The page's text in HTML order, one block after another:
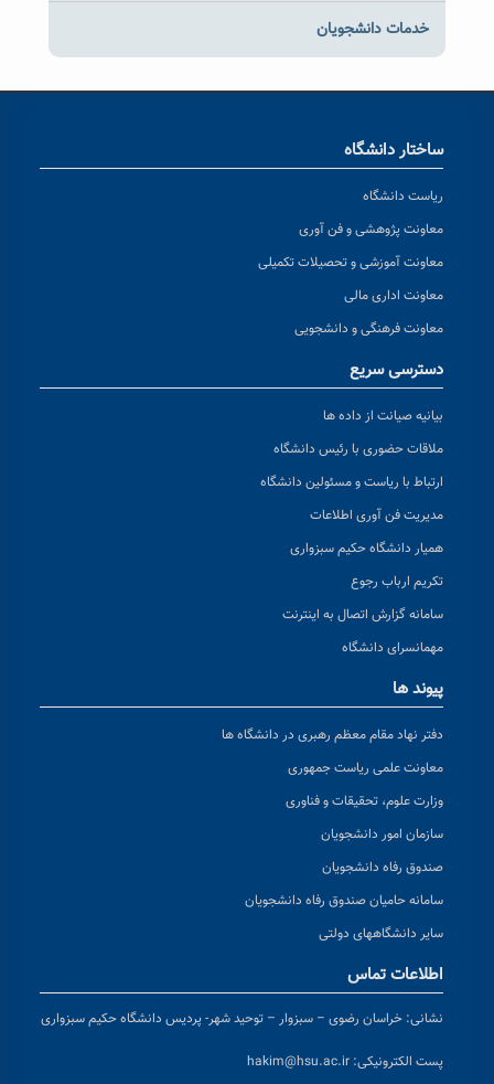
خدمات دانشجویان
ساختار دانشگاه
ریاست دانشگاه
معاونت پژوهشی و فن آوری
معاونت آموزشی و تحصیلات تکمیلی
معاونت اداری مالی
معاونت فرهنگی و دانشجویی
دسترسی سریع
بیانیه صیانت از داده ها
ملاقات حضوری با رئیس دانشگاه
ارتباط با ریاست و مسئولین دانشگاه
مدیریت فن آوری اطلاعات
همیار دانشگاه حکیم سبزواری
تکریم ارباب رجوع
سامانه گزارش اتصال به اینترنت
مهمانسرای دانشگاه
پیوند ها
دفتر نهاد مقام معظم رهبری در دانشگاه ها
معاونت علمی ریاست جمهوری
وزارت علوم، تحقیقات و فناوری
سازمان امور دانشجویان
صندوق رفاه دانشجویان
سامانه حامیان صندوق رفاه دانشجویان
سایر دانشگاههای دولتی
اطلاعات تماس
نشانی: خراسان رضوی – سبزوار – توحید شهر- پردیس دانشگاه حکیم سبزواری
پست الکترونیکی: hakim@hsu.ac.ir